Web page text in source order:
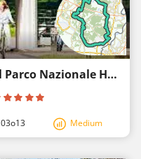
Oltre i 5 varchi d'accesso del Parco Nazionale Hoge Kempen
03o13 Medium